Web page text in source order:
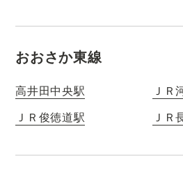
おおさか東線
高井田中央駅
ＪＲ
ＪＲ俊徳道駅
ＪＲ